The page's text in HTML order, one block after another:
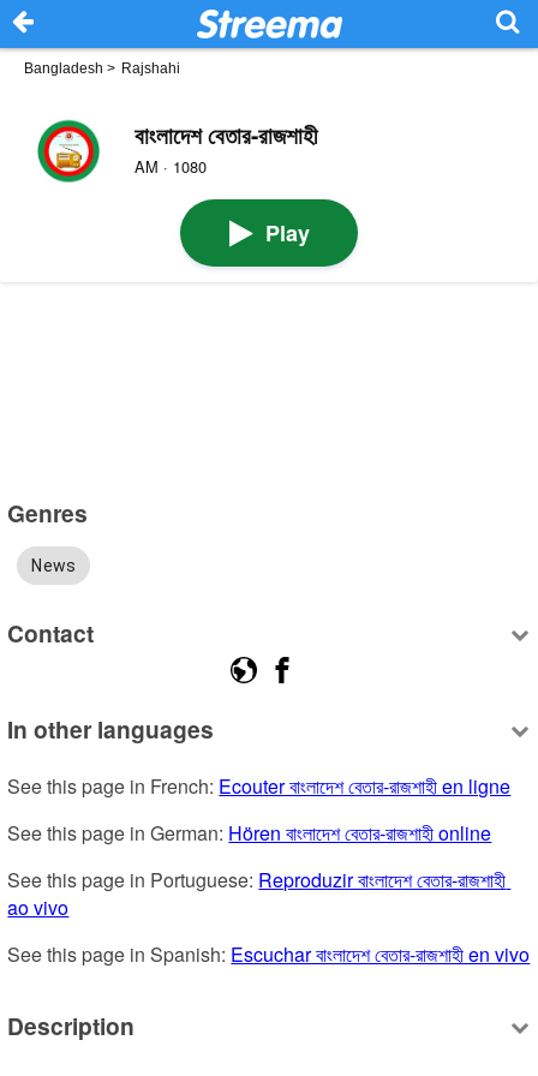
Bangladesh > Rajshahi
বাংলাদেশ বেতার-রাজশাহী
AM · 1080
Play
Genres
News
Contact
In other languages
See this page in French: Ecouter বাংলাদেশ বেতার-রাজশাহী en ligne
See this page in German: Hören বাংলাদেশ বেতার-রাজশাহী online
See this page in Portuguese: Reproduzir বাংলাদেশ বেতার-রাজশাহী
ao vivo
See this page in Spanish: Escuchar বাংলাদেশ বেতার-রাজশাহী en vivo
Description